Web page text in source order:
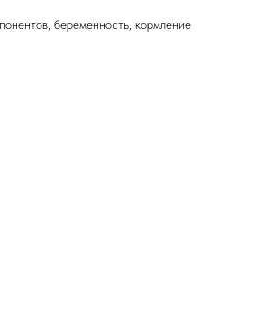
беременность, кормление